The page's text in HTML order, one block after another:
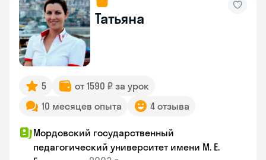
Татьяна
5
от 1590 ₽ за урок
10 месяцев опыта
4 отзыва
Мордовский государственный
педагогический университет имени М. Е.